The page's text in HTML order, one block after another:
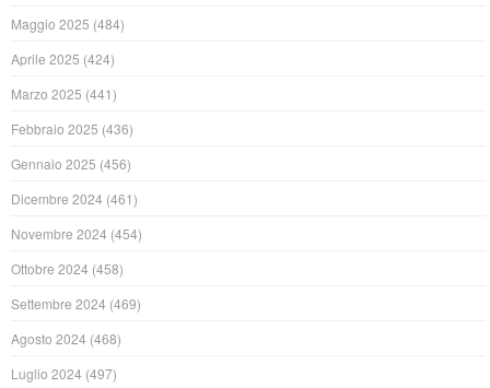
Maggio 2025 (484)
Aprile 2025 (424)
Marzo 2025 (441)
Febbraio 2025 (436)
Gennaio 2025 (456)
Dicembre 2024 (461)
Novembre 2024 (454)
Ottobre 2024 (458)
Settembre 2024 (469)
Agosto 2024 (468)
Luglio 2024 (497)